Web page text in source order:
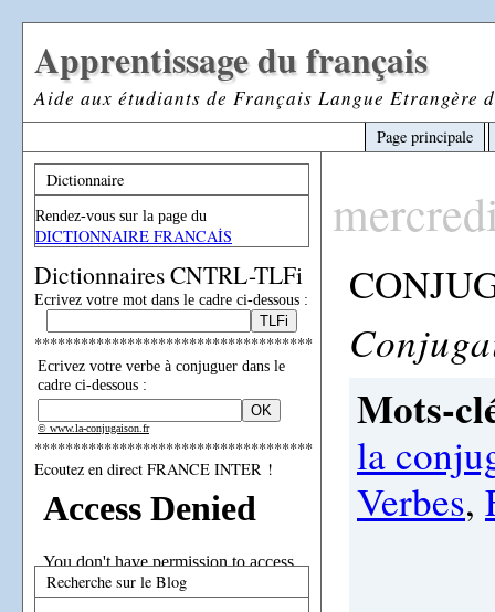
Apprentissage du français
Aide aux étudiants de Français Langue Etrangère
Page principale
Dictionnaire
Rendez-vous sur la page du
DICTIONNAIRE FRANCAİS
Dictionnaires CNTRL-TLFi
Ecrivez votre mot dans le cadre ci-dessous :
************************************
Ecrivez votre verbe à conjuguer dans le
cadre ci-dessous :
© www.la-conjugaison.fr
************************************
Ecoutez en direct FRANCE INTER !
Recherche sur le Blog
Mots-
la
Verbes,